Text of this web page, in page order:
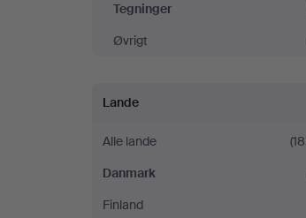
Tegninger
Øvrigt
Lande
Alle lande
Danmark
Finland